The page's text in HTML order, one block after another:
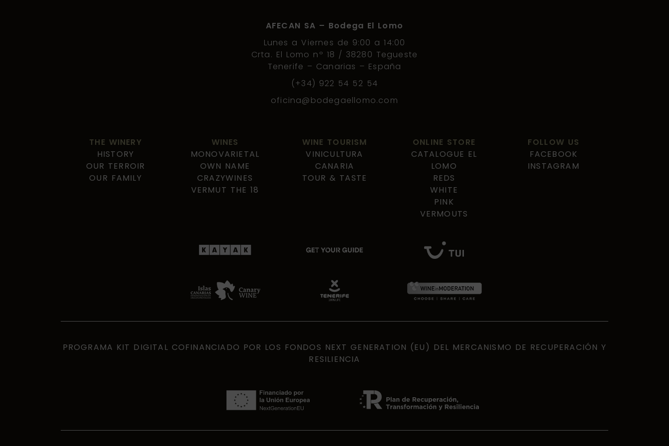
AFECAN SA – Bodega El Lomo
Lunes a Viernes de 9:00 a 14:00
Crta. El Lomo nº 18 / 38280 Tegueste
Tenerife – Canarias – España
(+34) 922 54 52 54
oficina@bodegaellomo.com
THE WINERY
HISTORY
OUR TERROIR
OUR FAMILY
WINES
MONOVARIETAL
OWN NAME
CRAZYWINES
VERMUT THE 18
WINE TOURISM
VINICULTURA
CANARIA
TOUR & TASTE
ONLINE STORE
CATALOGUE EL
LOMO
REDS
WHITE
PINK
VERMOUTS
FOLLOW US
FACEBOOK
INSTAGRAM
PROGRAMA KIT DIGITAL COFINANCIADO POR LOS FONDOS NEXT GENERATION (EU) DEL MERCANISMO DE RECUPERACIÓN Y
RESILIENCIA